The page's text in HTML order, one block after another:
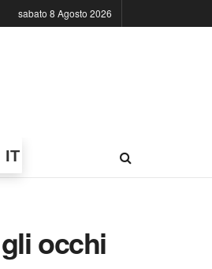
sabato 8 Agosto 2026
IT
occhi